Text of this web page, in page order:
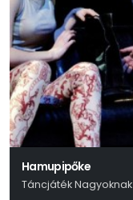
Hamupipőke
Táncjáték Nagyoknak